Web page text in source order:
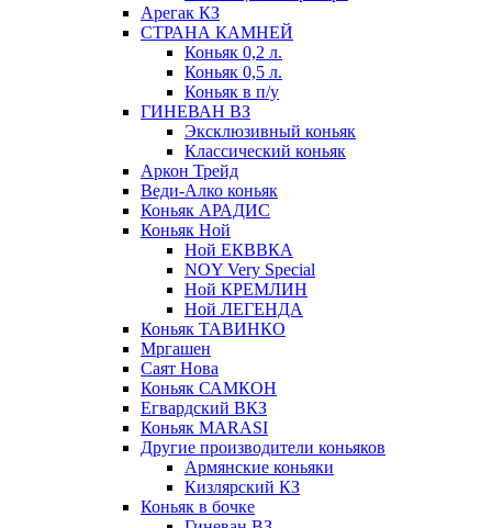
Арегак КЗ
СТРАНА КАМНЕЙ
Коньяк 0,2 л.
Коньяк 0,5 л.
Коньяк в п/у
ГИНЕВАН ВЗ
Эксклюзивный коньяк
Классический коньяк
Аркон Трейд
Веди-Алко коньяк
Коньяк АРАДИС
Коньяк Ной
Ной ЕКВВКА
NOY Very Special
Ной КРЕМЛИН
Ной ЛЕГЕНДА
Коньяк ТАВИНКО
Мргашен
Саят Нова
Коньяк САМКОН
Егвардский ВКЗ
Коньяк MARASI
Другие производители коньяков
Армянские коньяки
Кизлярский КЗ
Коньяк в бочке